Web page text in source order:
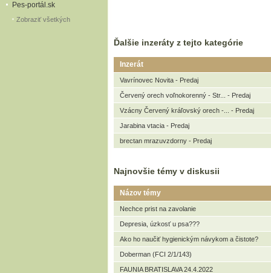
Pes-portál.sk
Zobraziť všetkých
Ďalšie inzeráty z tejto kategórie
Inzerát
Vavrínovec Novita - Predaj
Červený orech voľnokorenný - Str... - Predaj
Vzácny Červený kráľovský orech -... - Predaj
Jarabina vtacia - Predaj
brectan mrazuvzdorny - Predaj
Najnovšie témy v diskusii
Názov témy
Nechce prist na zavolanie
Depresia, úzkosť u psa???
Ako ho naučiť hygienickým návykom a čistote?
Doberman (FCI 2/1/143)
FAUNIA BRATISLAVA 24.4.2022